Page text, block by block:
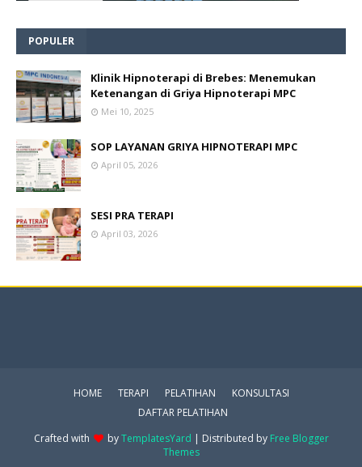
POPULER
Klinik Hipnoterapi di Brebes: Menemukan
Ketenangan di Griya Hipnoterapi MPC
Mei 10, 2025
SOP LAYANAN GRIYA HIPNOTERAPI MPC
April 05, 2026
SESI PRA TERAPI
April 03, 2026
HOME TERAPI PELATIHAN
KONSULTASI
DAFTAR PELATIHAN
Crafted with
byTemplatesYard | Distributed by Free Blogger
Themes